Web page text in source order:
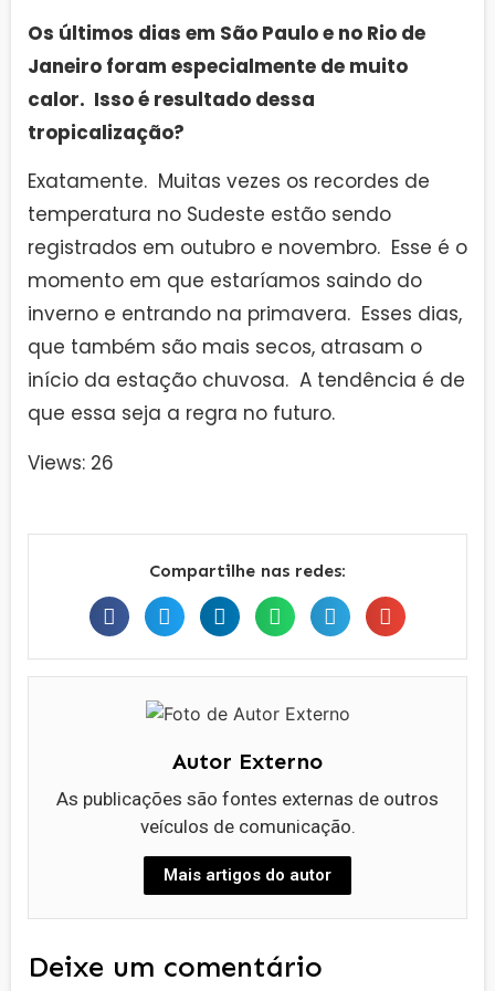
Os últimos dias em São Paulo e no Rio de
Janeiro foram especialmente de muito
calor. Isso é resultado dessa
tropicalização?
Exatamente. Muitas vezes os recordes de
temperatura no Sudeste estão sendo
registrados em outubro e novembro. Esse é o
momento em que estaríamos saindo do
inverno e entrando na primavera. Esses dias,
que também são mais secos, atrasam o
início da estação chuvosa. A tendência é de
que essa seja a regra no futuro.
Views: 26
Compartilhe nas redes:
Autor Externo
As publicações são fontes externas de outros
veículos de comunicação.
Mais artigos do autor
Deixe um comentário